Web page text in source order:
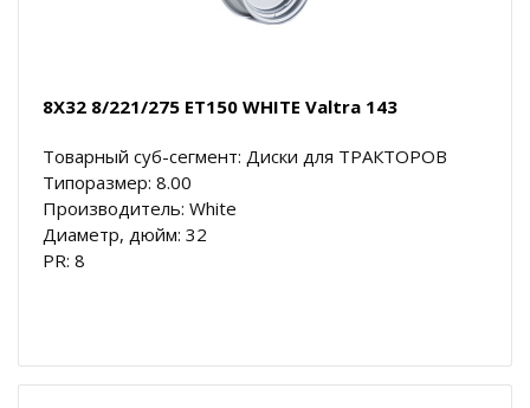
8X32 8/221/275 ET150 WHITE Valtra 143
Товарный суб-сегмент: Диски для ТРАКТОРОВ
Типоразмер: 8.00
Производитель: White
Диаметр, дюйм: 32
PR: 8